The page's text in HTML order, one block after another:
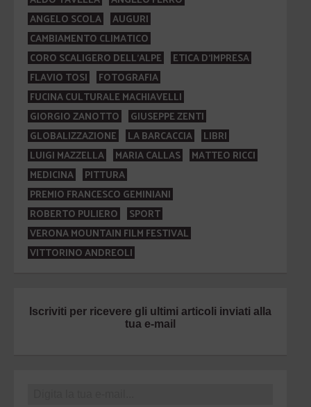
ANGELO SCOLA
AUGURI
CAMBIAMENTO CLIMATICO
CORO SCALIGERO DELL'ALPE
ETICA D'IMPRESA
FLAVIO TOSI
FOTOGRAFIA
FUCINA CULTURALE MACHIAVELLI
GIORGIO ZANOTTO
GIUSEPPE ZENTI
GLOBALIZZAZIONE
LA BARCACCIA
LIBRI
LUIGI MAZZELLA
MARIA CALLAS
MATTEO RICCI
MEDICINA
PITTURA
PREMIO FRANCESCO GEMINIANI
ROBERTO PULIERO
SPORT
VERONA MOUNTAIN FILM FESTIVAL
VITTORINO ANDREOLI
Iscriviti per ricevere gli ultimi articoli inviati alla
tua e-mail